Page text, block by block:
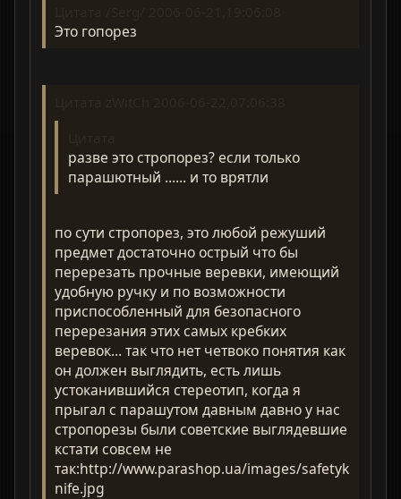
Это гопорез
разве это стропорез? если только
парашютный ...... и то врятли
по сути стропорез, это любой режуший
предмет достаточно острый что бы
перерезать прочные веревки, имеющий
удобную ручку и по возможности
приспособленный для безопасного
перерезания этих самых кребких
веревок... так что нет четвоко понятия как
он должен выглядить, есть лишь
устоканившийся стереотип, когда я
прыгал с парашутом давным давно у нас
стропорезы были советские выглядевшие
кстати совсем не
так:http://www.parashop.ua/images/safetyk
nife.jpg